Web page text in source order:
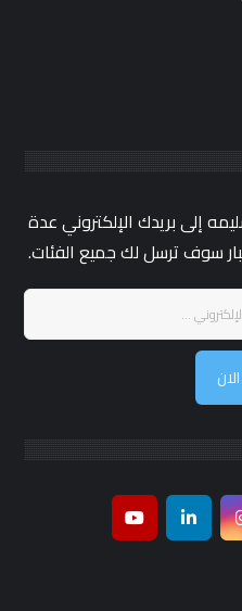
إلى بريدك الإلكتروني عدة
سوف ترسل لك جميع الفئات.